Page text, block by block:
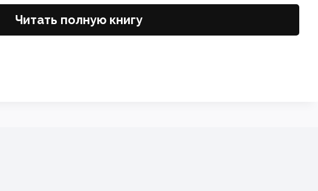
Читать полную книгу